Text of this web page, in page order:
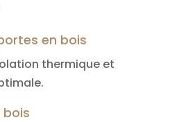
en bois
thermique et
bois